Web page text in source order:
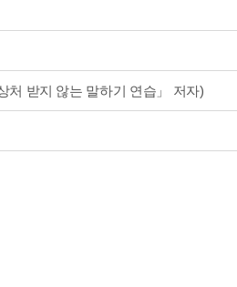
처 받지 않는 말하기 연습」 저자)